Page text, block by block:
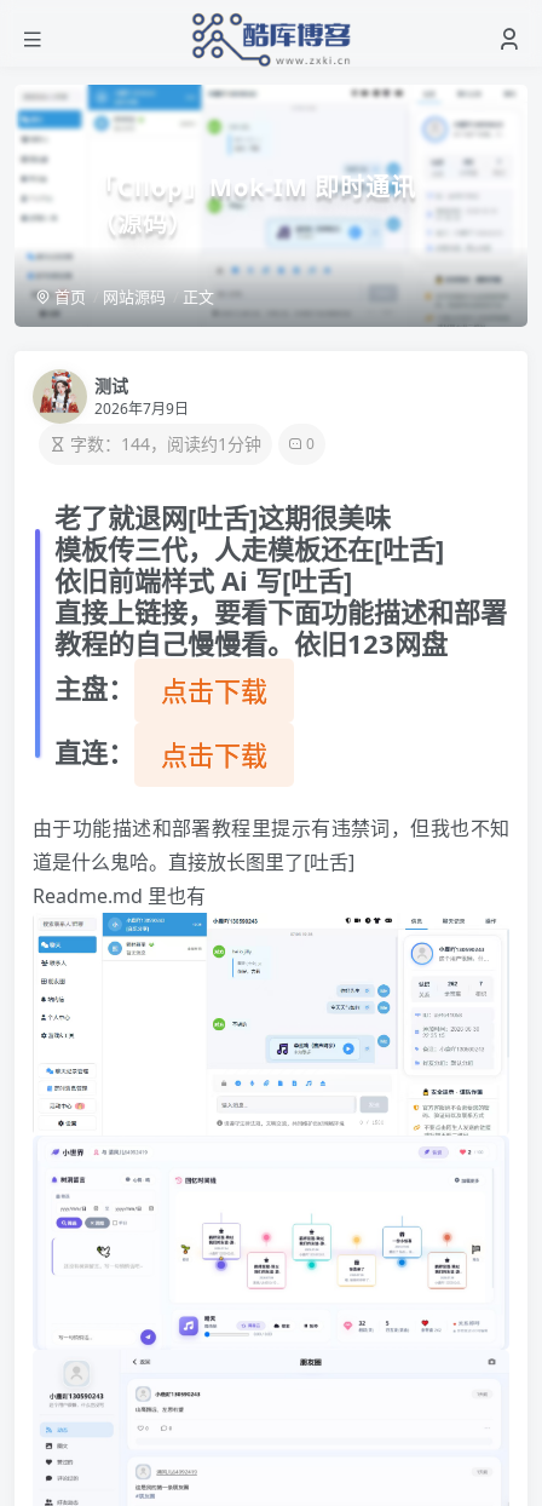
「Cllop」Mok-IM 即时通讯
（源码）
首页 网站源码 正文
测试
2026年7月9日
字数：144，阅读约1分钟 0
老了就退网[吐舌]这期很美味
模板传三代，人走模板还在[吐舌]
依旧前端样式 Ai 写[吐舌]
直接上链接，要看下面功能描述和部署
教程的自己慢慢看。依旧123网盘
主盘：
点击下载
直连：
点击下载
由于功能描述和部署教程里提示有违禁词，但我也不知
道是什么鬼哈。直接放长图里了[吐舌]
Readme.md 里也有